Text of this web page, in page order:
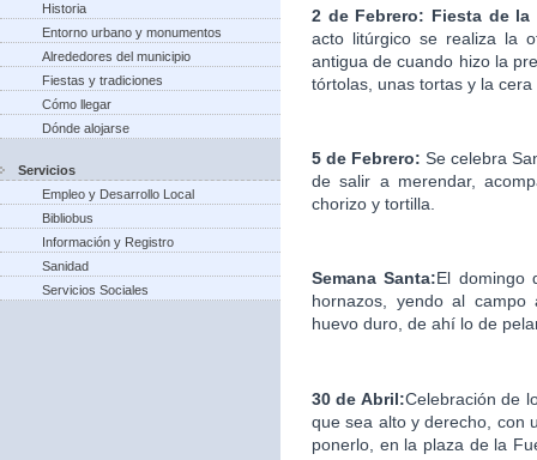
Historia
Entorno urbano y monumentos
Alrededores del municipio
Fiestas y tradiciones
Cómo llegar
Dónde alojarse
Servicios
Empleo y Desarrollo Local
Bibliobus
Información y Registro
Sanidad
Servicios Sociales
2 de Febrero: Fiesta de la
acto litúrgico se realiza la
antigua de cuando hizo la
tórtolas, unas tortas y la cera
5 de Febrero:Se celebra
de salir a merendar,
chorizo y tortilla.
Semana Santa:El domingo
hornazos, yendo al
huevo duro, de ahí lo de
30 de Abril:Celebración de
que sea alto y derecho, con
ponerlo, en la plaza de la